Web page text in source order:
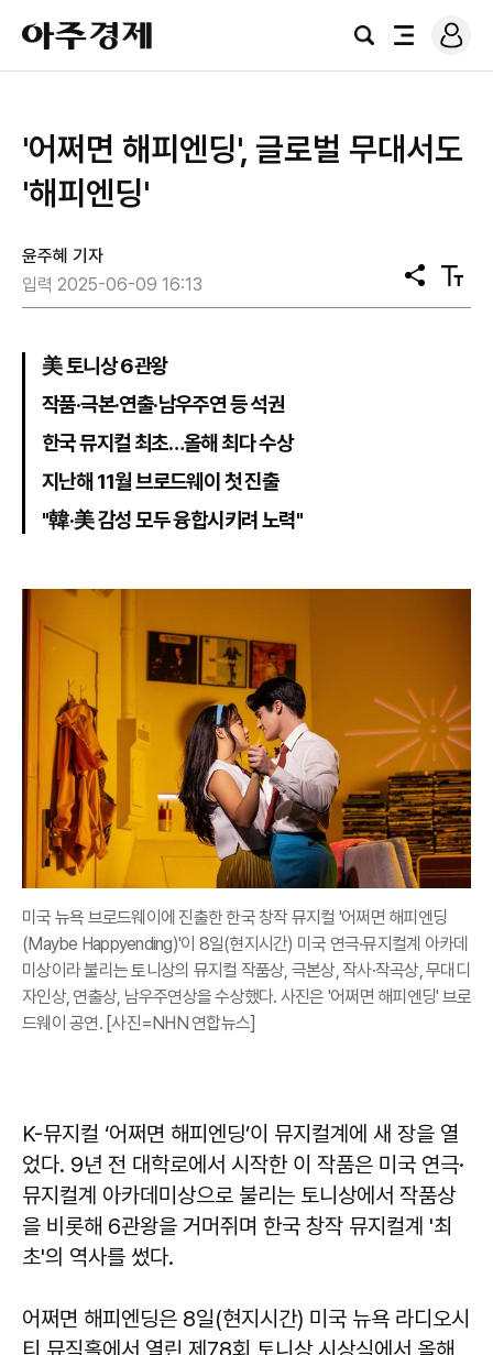
아
주
경
검
전
로
그
'어쩌면 해피엔딩', 글로벌 무대서도
'해피엔딩'
윤주혜 기자
입력 2025-06-09 16:13
공
유
텍
스
美 토니상 6관왕
작품·극본·연출·남우주연 등 석권
한국 뮤지컬 최초…올해 최다 수상
지난해 11월 브로드웨이 첫 진출
"韓·美 감성 모두 융합시키려 노력"
미국 뉴욕 브로드웨이에 진출한 한국 창작 뮤지컬 '어쩌면 해피엔딩
(Maybe Happyending)'이 8일(현지시간) 미국 연극·뮤지컬계 아카데
미상이라 불리는 토니상의 뮤지컬 작품상, 극본상, 작사·작곡상, 무대디
자인상, 연출상, 남우주연상을 수상했다. 사진은 '어쩌면 해피엔딩' 브로
드웨이 공연. [사진=NHN 연합뉴스]
K-뮤지컬 ‘어쩌면 해피엔딩’이 뮤지컬계에 새 장을 열
었다. 9년 전 대학로에서 시작한 이 작품은 미국 연극·
뮤지컬계 아카데미상으로 불리는 토니상에서 작품상
을 비롯해 6관왕을 거머쥐며 한국 창작 뮤지컬계 '최
초'의 역사를 썼다.
어쩌면 해피엔딩은 8일(현지시간) 미국 뉴욕 라디오시